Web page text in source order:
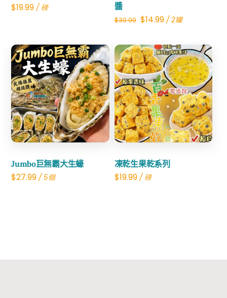
$19.99 / 磅
醬
$30.00 Original
was:
$30.00.
$14.99Current
is:
$14.99.
/ 2罐
Jumbo巨無霸大生蠔
$27.99 / 5個
Share
凍乾生果乾系列
$19.99/ 磅
Share